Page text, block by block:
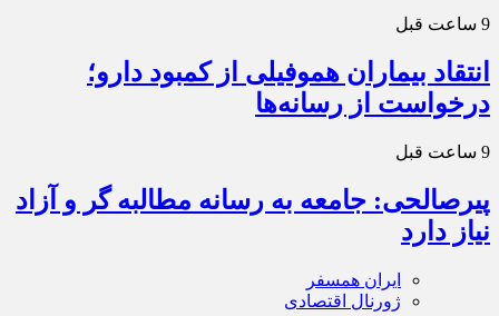
9 ساعت قبل
انتقاد بیماران هموفیلی از کمبود دارو؛
درخواست از رسانه‌ها
9 ساعت قبل
پیرصالحی: جامعه به رسانه مطالبه گر و آزاد
نیاز دارد
ایران همسفر
ژورنال اقتصادی